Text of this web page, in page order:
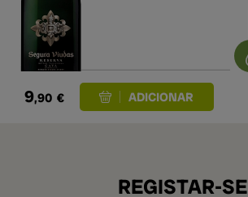
9,90 €
REGISTAR-SE